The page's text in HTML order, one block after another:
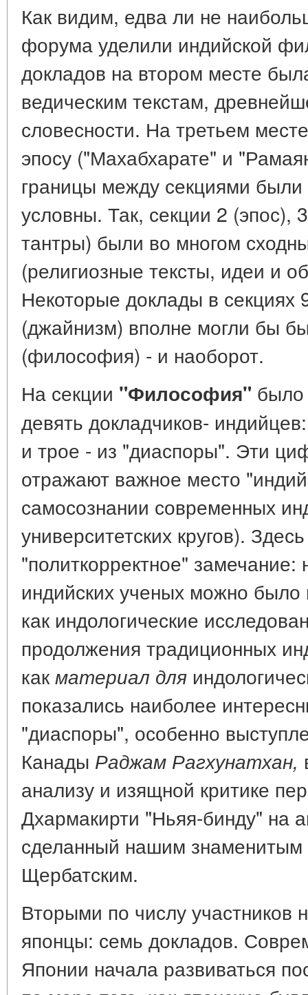
Как видим, едва ли не
форума уделили индийской
докладов на втором месте
ведическим текстам,
словесности. На третьем
эпосу ("Махабхарате" и
границы между секциями были
условны. Так, секции 2 (эпос),
тантры) были во многом
(религиозные тексты, идеи и
Некоторые доклады в секциях
(джайнизм) вполне могли бы
(философия) - и наоборот.
На секции "Философия"
девять докладчиков-
и трое - из "диаспоры". Эти
отражают важное место
самосознании современных
университетских кругов).
"политкорректное"
индийских ученых можно было
как индологические
продолжения традиционных
как материал для
показались наиболее
"диаспоры", особенно
Канады Раджам Рагхунатхан,
анализу и изящной критике
Дхармакирти "Ньяя-бинду" на
сделанный нашим знаменитым
Щербатским.
Вторыми по числу участников
японцы: семь докладов.
Японии начала развиваться